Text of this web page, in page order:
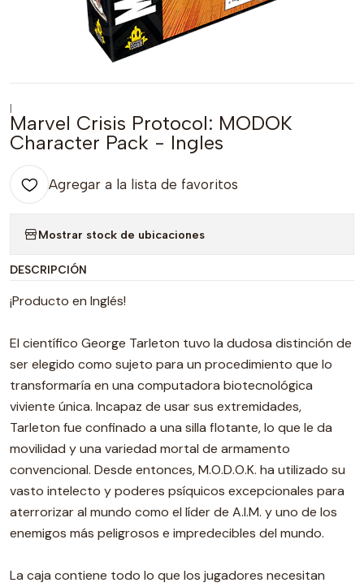
|
Marvel Crisis Protocol: MODOK
Character Pack - Ingles
Agregar a la lista de favoritos
Mostrar stock de ubicaciones
DESCRIPCIÓN
¡Producto en Inglés!
El científico George Tarleton tuvo la dudosa distinción de
ser elegido como sujeto para un procedimiento que lo
transformaría en una computadora biotecnológica
viviente única. Incapaz de usar sus extremidades,
Tarleton fue confinado a una silla flotante, lo que le da
movilidad y una variedad mortal de armamento
convencional. Desde entonces, M.O.D.O.K. ha utilizado su
vasto intelecto y poderes psíquicos excepcionales para
aterrorizar al mundo como el líder de A.I.M. y uno de los
enemigos más peligrosos e impredecibles del mundo.
La caja contiene todo lo que los jugadores necesitan